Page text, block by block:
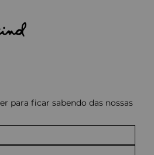
para ficar sabendo das nossas